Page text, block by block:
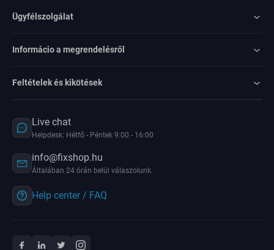
Ügyfélszolgálat
Informácio a megrendelésről
Feltételek és kikötések
Live chat
Helpdesk: Hétfő - Péntek 9:00 - 16:00
info@fixshop.hu
Általában 24 órán belül válaszolunk.
Help center / FAQ